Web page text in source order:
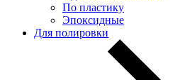
По пластику
Эпоксидные
Для полировки